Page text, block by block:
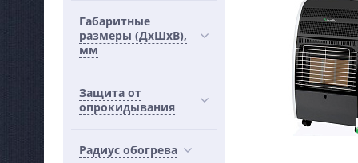
Габаритные
размеры (ДхШхВ),
мм
Защита от
опрокидывания
Радиус обогрева